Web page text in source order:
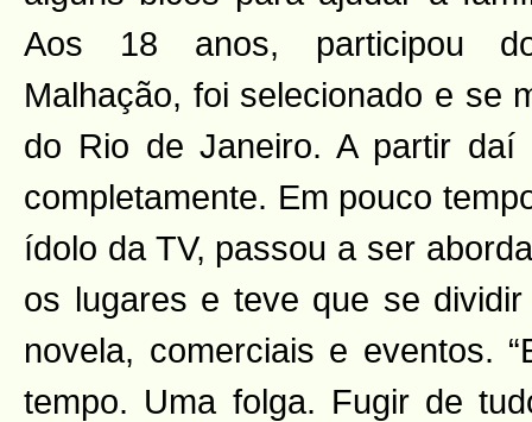
Aos 18 anos, participou
Malhação, foi selecionado e se
do Rio de Janeiro. A partir
completamente. Em pouco
ídolo da TV, passou a ser
os lugares e teve que se
novela, comerciais e eventos.
tempo. Uma folga. Fugir de